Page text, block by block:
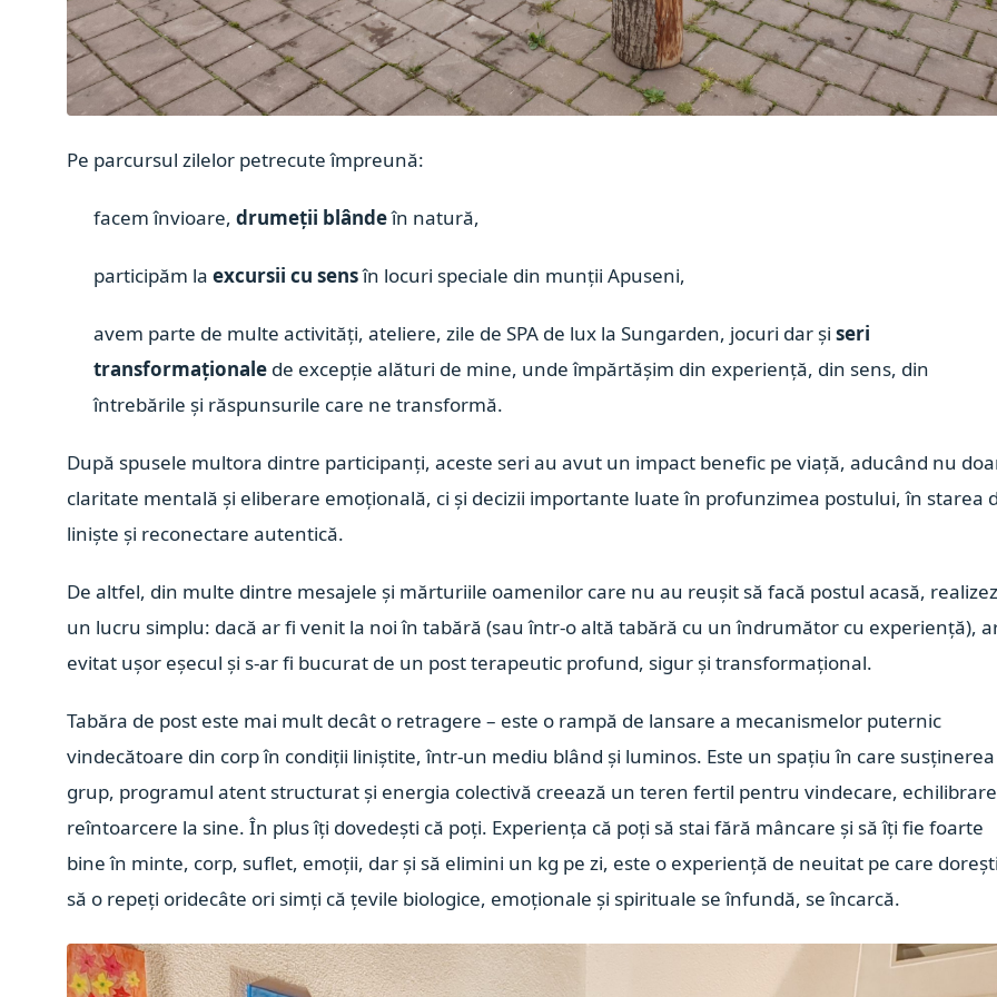
Pe parcursul zilelor petrecute împreună:
facem învioare,drumeții blândeîn natură,
participăm laexcursii cu sensîn locuri speciale din munții Apuseni,
avem parte de multe activități, ateliere, zile de SPA de lux la Sungarden, jocuri dar șiseri
transformaționale de excepție alături de mine, unde împărtășim din experiență, din sens, din
întrebările și răspunsurile care ne transformă.
După spusele multora dintre participanți, aceste seri au avut un impact benefic pe viață, aducând nu
claritate mentală și eliberare emoțională, ci și decizii importante luate în profunzimea postului, în starea
liniște și reconectare autentică.
De altfel, din multe dintre mesajele și mărturiile oamenilor care nu au reușit să facă postul acasă,
un lucru simplu: dacă ar fi venit la noi în tabără (sau într-o altă tabără cu un îndrumător cu experiență),
evitat ușor eșecul și s-ar fi bucurat de un post terapeutic profund, sigur și transformațional.
Tabăra de post este mai mult decât o retragere – este o rampă de lansare a mecanismelor puternic
vindecătoare din corp în condiții liniștite, într-un mediu blând și luminos. Este un spațiu în care
grup, programul atent structurat și energia colectivă creează un teren fertil pentru vindecare,
reîntoarcere la sine. În plus îți dovedești că poți. Experiența că poți să stai fără mâncare și să îți fie foarte
bine în minte, corp, suflet, emoții, dar și să elimini un kg pe zi, este o experiență de neuitat pe care
să o repeți oridecâte ori simți că țevile biologice, emoționale și spirituale se înfundă, se încarcă.